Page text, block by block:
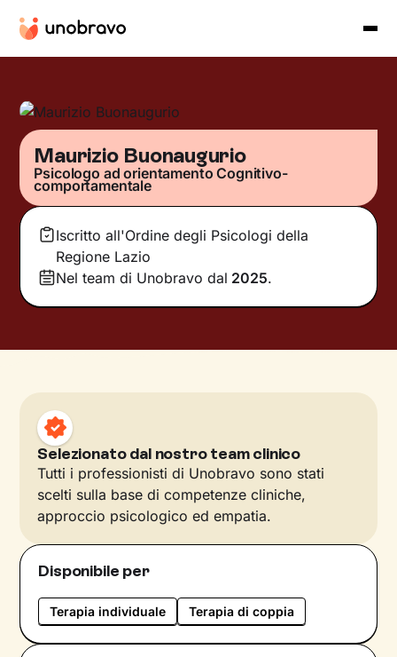
Maurizio Buonaugurio
Psicologo ad orientamento Cognitivo-
comportamentale
Iscritto all'Ordine degli Psicologi della
Regione Lazio
Nel team di Unobravo dal 2025.
Selezionato dal nostro team clinico
Tutti i professionisti di Unobravo sono stati
scelti sulla base di competenze cliniche,
approccio psicologico ed empatia.
Disponibile per
Terapia individuale Terapia di coppia